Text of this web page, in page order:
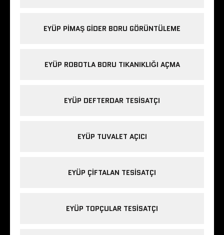
EYÜP PIMAŞ GIDER BORU GÖRÜNTÜLEME
EYÜP ROBOTLA BORU TIKANIKLIĞI AÇMA
EYÜP DEFTERDAR TESISATÇI
EYÜP TUVALET AÇICI
EYÜP ÇIFTALAN TESISATÇI
EYÜP TOPÇULAR TESISATÇI